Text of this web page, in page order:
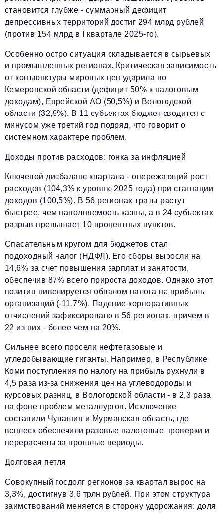
становится глубже - суммарный дефицит
депрессивных территорий достиг 294 млрд рублей
(против 154 млрд в I квартале 2025-го).
Особенно остро ситуация складывается в сырьевых
и промышленных регионах. Критическая зависимость
от конъюнктуры мировых цен ударила по
Кемеровской области (дефицит 50% к налоговым
доходам), Еврейской АО (50,5%) и Вологодской
области (32,9%). В 11 субъектах бюджет сводится с
минусом уже третий год подряд, что говорит о
системном характере проблем.
Доходы против расходов: гонка за инфляцией
Ключевой дисбаланс квартала - опережающий рост
расходов (104,3% к уровню 2025 года) при стагнации
доходов (100,5%). В 56 регионах траты растут
быстрее, чем наполняемость казны, а в 24 субъектах
разрыв превышает 10 процентных пунктов.
Спасательным кругом для бюджетов стал
подоходный налог (НДФЛ). Его сборы выросли на
14,6% за счет повышения зарплат и занятости,
обеспечив 87% всего прироста доходов. Однако этот
позитив нивелируется обвалом налога на прибыль
организаций (-11,7%). Падение корпоративных
отчислений зафиксировано в 56 регионах, причем в
22 из них - более чем на 20%.
Сильнее всего просели нефтегазовые и
угледобывающие гиганты. Например, в Республике
Коми поступления по налогу на прибыль рухнули в
4,5 раза из-за снижения цен на углеводороды и
курсовых разниц, в Вологодской области - в 2,3 раза
на фоне проблем металлургов. Исключение
составили Чувашия и Мурманская область, где
всплеск обеспечили разовые налоговые проверки и
перерасчеты за прошлые периоды.
Долговая петля
Совокупный госдолг регионов за квартал вырос на
3,3%, достигнув 3,6 трлн рублей. При этом структура
заимствований меняется в сторону удорожания: доля